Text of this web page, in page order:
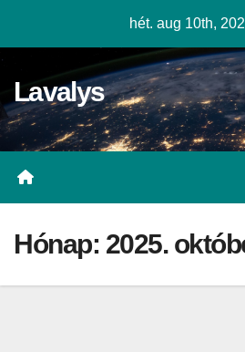
hét. aug 10th,
Lavalys
Hónap: 2025.